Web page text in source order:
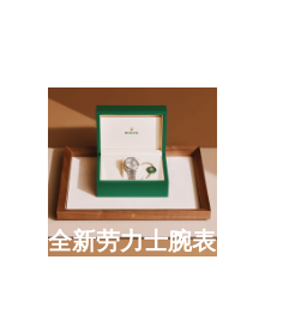
选购全新劳力士腕表